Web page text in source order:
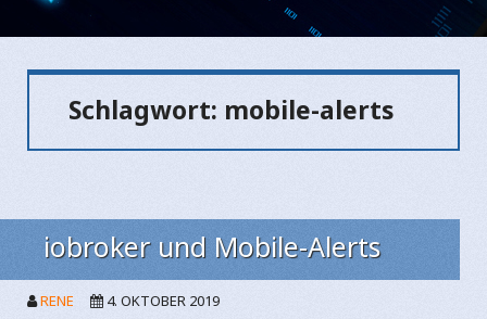
Schlagwort: mobile-alerts
iobroker und Mobile-Alerts
RENE 4. OKTOBER 2019